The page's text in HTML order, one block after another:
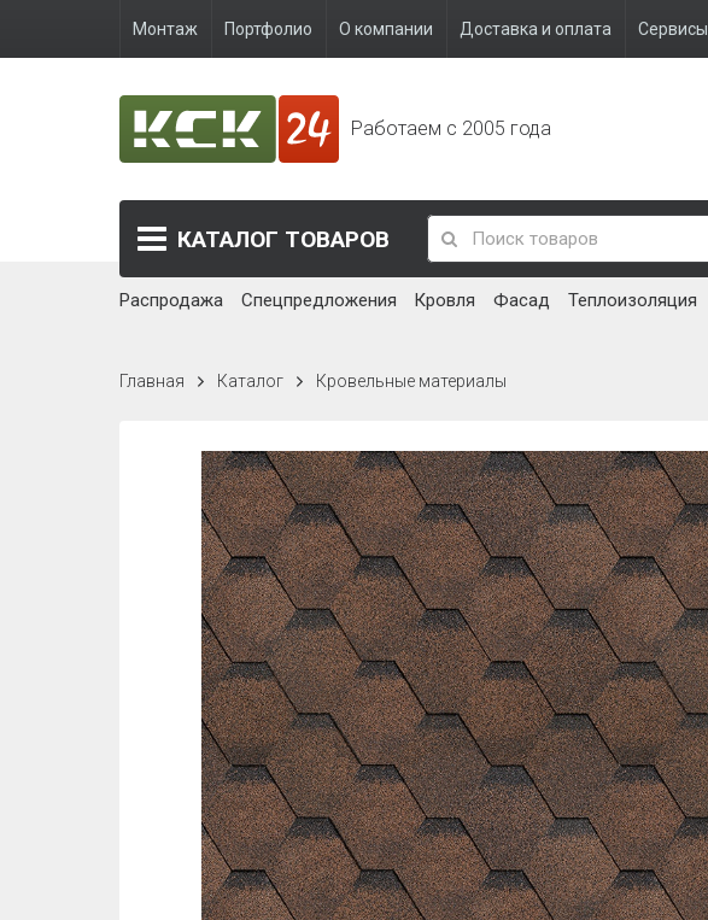
Монтаж Портфолио О компании Доставка и оплата Сервисы
Работаем с 2005 года
КАТАЛОГ ТОВАРОВ
Распродажа Спецпредложения Кровля Фасад Теплоизоляция
Главная Каталог Кровельные материалы